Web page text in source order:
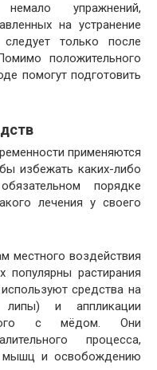
упражнений,
на устранение
только после
положительного
помогут подготовить
применяются
избежать каких-либо
порядке
лечения у своего
местного воздействия
растирания
средства на
липы) и аппликации
с мёдом. Они
процесса,
мышц и освобождению